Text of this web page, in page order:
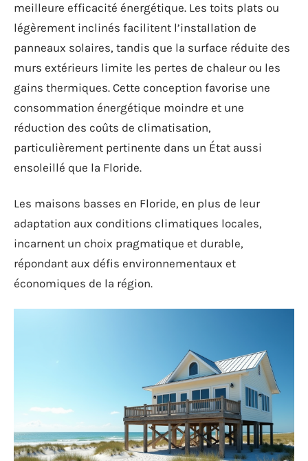
meilleure efficacité énergétique. Les toits plats ou
légèrement inclinés facilitent l’installation de
panneaux solaires, tandis que la surface réduite des
murs extérieurs limite les pertes de chaleur ou les
gains thermiques. Cette conception favorise une
consommation énergétique moindre et une
réduction des coûts de climatisation,
particulièrement pertinente dans un État aussi
ensoleillé que la Floride.
Les maisons basses en Floride, en plus de leur
adaptation aux conditions climatiques locales,
incarnent un choix pragmatique et durable,
répondant aux défis environnementaux et
économiques de la région.